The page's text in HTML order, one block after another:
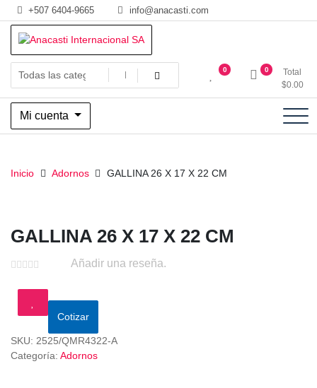
Saltar
al
contenido
+507 6404-9665 info@anacasti.com
Anacasti Internacional SA
Ventas de productos al por mayor de flores y plantas. juguetes,
navidad, religioso y adornos
0 0
Total
$0.00
Mi cuenta
Inicio Adornos GALLINA 26 X 17 X 22 CM
GALLINA 26 X 17 X 22 CM
Añadir una reseña.
Cotizar
SKU: 2525/QMR4322-A
Categoría: Adornos